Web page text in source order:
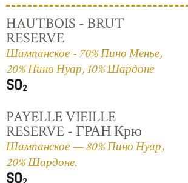
HAUTBOIS - BRUT
RESERVE
Шампанское - 70% Пино Менье,
20% Пино Нуар, 10% Шардоне
PAYELLE VIEILLE
RESERVE - ГРАН Крю
Шампанское — 80% Пино Нуар,
20% Шардоне.